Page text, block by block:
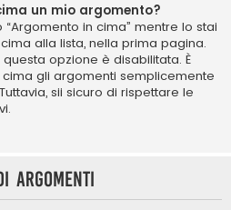
un mio argomento?
in cima” mentre lo stai
alla lista, nella prima pagina.
opzione è disabilitata. È
gli argomenti semplicemente
sii sicuro di rispettare le
argomenti